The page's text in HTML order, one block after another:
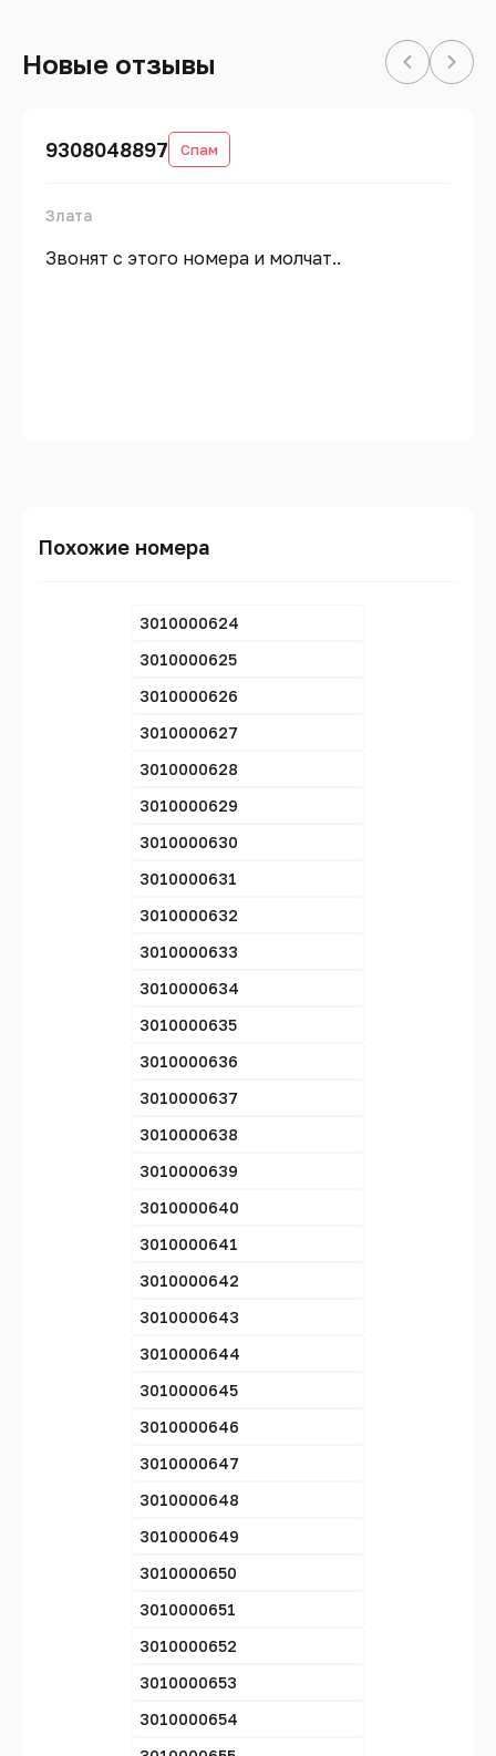
Новые отзывы
9308048897 Спам
Злата
Звонят с этого номера и молчат..
Похожие номера
3010000624
3010000625
3010000626
3010000627
3010000628
3010000629
3010000630
3010000631
3010000632
3010000633
3010000634
3010000635
3010000636
3010000637
3010000638
3010000639
3010000640
3010000641
3010000642
3010000643
3010000644
3010000645
3010000646
3010000647
3010000648
3010000649
3010000650
3010000651
3010000652
3010000653
3010000654